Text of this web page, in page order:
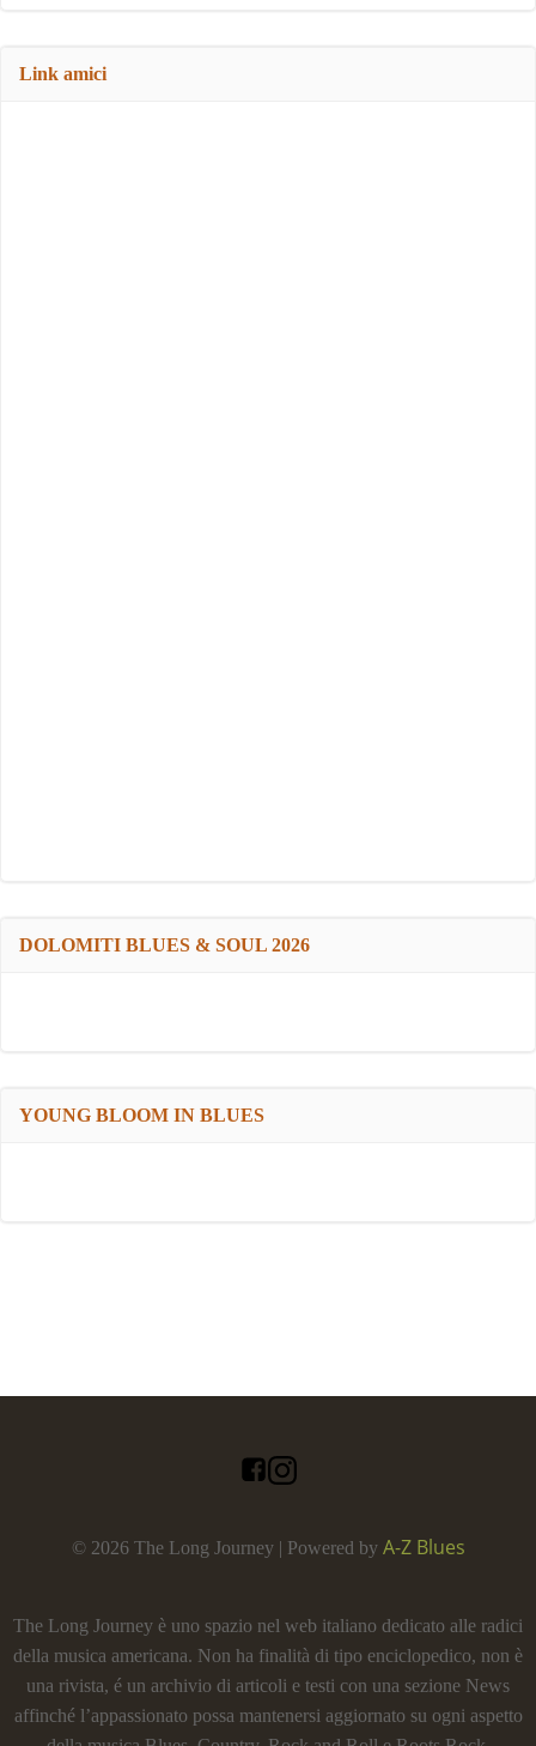
Link amici
DOLOMITI BLUES & SOUL 2026
YOUNG BLOOM IN BLUES
© 2026 The Long Journey | Powered by A-Z Blues
The Long Journey è uno spazio nel web italiano dedicato alle radici
della musica americana. Non ha finalità di tipo enciclopedico, non è
una rivista, é un archivio di articoli e testi con una sezione News
affinché l’appassionato possa mantenersi aggiornato su ogni aspetto